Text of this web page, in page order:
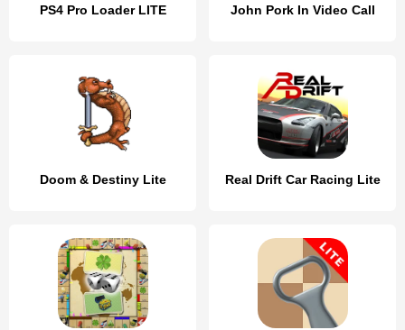
PS4 Pro Loader LITE John Pork In Video Call
Doom & Destiny Lite Real Drift Car Racing Lite